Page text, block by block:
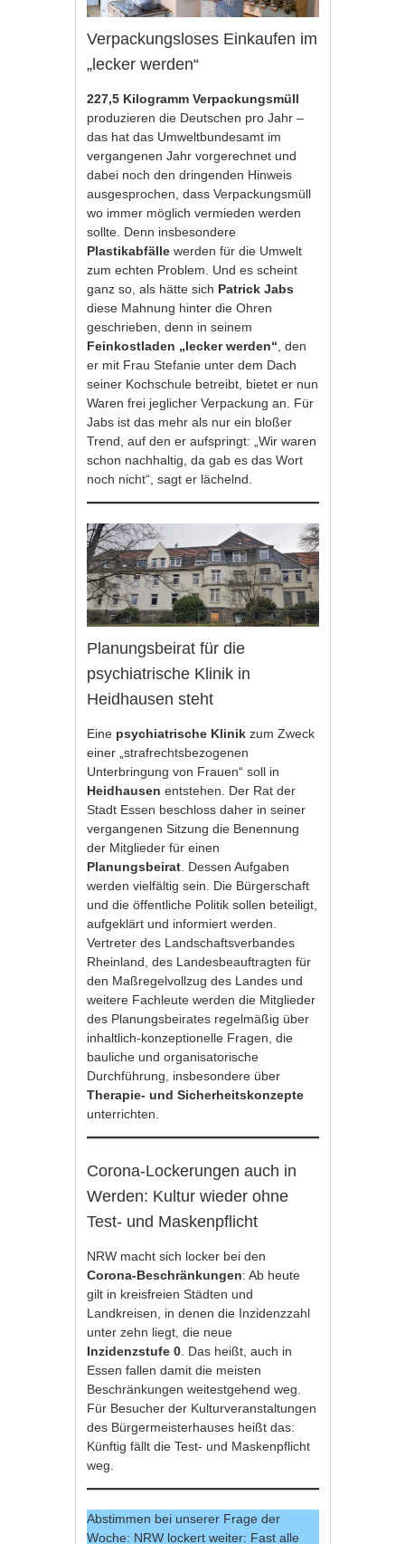
Verpackungsloses Einkaufen im
„lecker werden“
227,5 Kilogramm Verpackungsmüll
produzieren die Deutschen pro Jahr –
das hat das Umweltbundesamt im
vergangenen Jahr vorgerechnet und
dabei noch den dringenden Hinweis
ausgesprochen, dass Verpackungsmüll
wo immer möglich vermieden werden
sollte. Denn insbesondere
Plastikabfällewerden für die Umwelt
zum echten Problem. Und es scheint
ganz so, als hätte sich Patrick Jabs
diese Mahnung hinter die Ohren
geschrieben, denn in seinem
Feinkostladen „lecker werden“, den
er mit Frau Stefanie unter dem Dach
seiner Kochschule betreibt, bietet er nun
Waren frei jeglicher Verpackung an. Für
Jabs ist das mehr als nur ein bloßer
Trend, auf den er aufspringt: „Wir waren
schon nachhaltig, da gab es das Wort
noch nicht“, sagt er lächelnd.
Planungsbeirat für die
psychiatrische Klinik in
Heidhausen steht
Eine psychiatrische Klinik zum Zweck
einer „strafrechtsbezogenen
Unterbringung von Frauen“ soll in
Heidhausenentstehen. Der Rat der
Stadt Essen beschloss daher in seiner
vergangenen Sitzung die Benennung
der Mitglieder für einen
Planungsbeirat . Dessen Aufgaben
werden vielfältig sein. Die Bürgerschaft
und die öffentliche Politik sollen beteiligt,
aufgeklärt und informiert werden.
Vertreter des Landschaftsverbandes
Rheinland, des Landesbeauftragten für
den Maßregelvollzug des Landes und
weitere Fachleute werden die Mitglieder
des Planungsbeirates regelmäßig über
inhaltlich-konzeptionelle Fragen, die
bauliche und organisatorische
Durchführung, insbesondere über
Therapie- und Sicherheitskonzepte
unterrichten.
Corona-Lockerungen auch in
Werden: Kultur wieder ohne
Test- und Maskenpflicht
NRW macht sich locker bei den
Corona-Beschränkungen: Ab heute
gilt in kreisfreien Städten und
Landkreisen, in denen die Inzidenzzahl
unter zehn liegt, die neue
Inzidenzstufe 0 . Das heißt, auch in
Essen fallen damit die meisten
Beschränkungen weitestgehend weg.
Für Besucher der Kulturveranstaltungen
des Bürgermeisterhauses heißt das:
Künftig fällt die Test- und Maskenpflicht
weg.
Abstimmen bei unserer Frage der
Woche: NRW lockert weiter: Fast alle